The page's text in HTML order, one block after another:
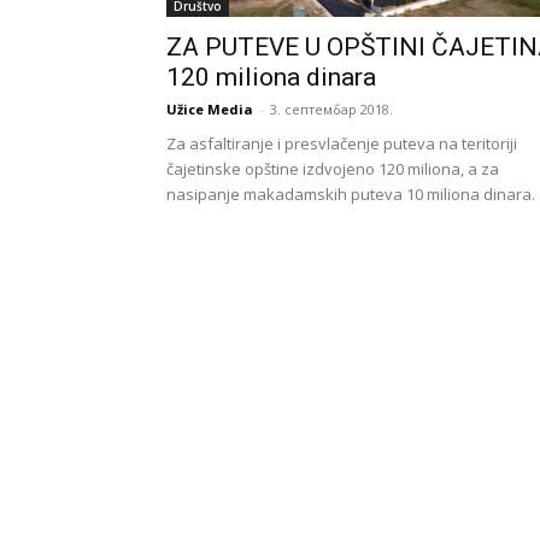
Društvo
ZA PUTEVE U OPŠTINI
120 miliona dinara
Užice Media - 3. септембар 2018.
Za asfaltiranje i presvlačenje puteva na teritoriji
čajetinske opštine izdvojeno 120 miliona, a za
nasipanje makadamskih puteva 10 miliona dinara.